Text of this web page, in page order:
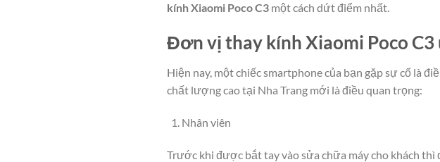
kính Xiaomi Poco C3 một cách dứt điểm nhất.
Đơn vị thay kính Xiaomi Poco C3
Hiện nay, một chiếc smartphone của bạn gặp sự cố là
chất lượng cao tại Nha Trang mới là điều quan trọng:
Nhân viên
Trước khi được bắt tay vào sửa chữa máy cho khách